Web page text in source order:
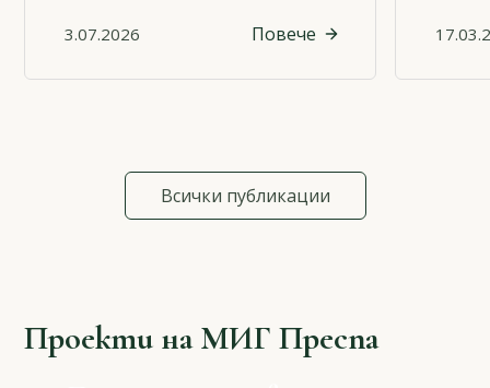
3.07.2026 Повече
Всички публикации
Проекти на МИГ Преспа